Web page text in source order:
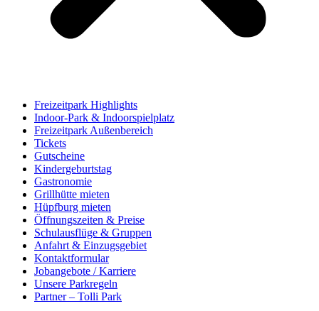
Freizeitpark Highlights
Indoor-Park & Indoorspielplatz
Freizeitpark Außenbereich
Tickets
Gutscheine
Kindergeburtstag
Gastronomie
Grillhütte mieten
Hüpfburg mieten
Öffnungszeiten & Preise
Schulausflüge & Gruppen
Anfahrt & Einzugsgebiet
Kontaktformular
Jobangebote / Karriere
Unsere Parkregeln
Partner – Tolli Park